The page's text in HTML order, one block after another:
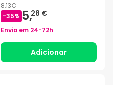
8,13€
-35% 5,28 €
Envio em 24-72h
Adicionar